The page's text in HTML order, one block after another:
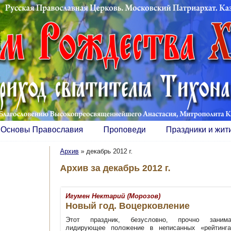
Основы Православия Проповеди Праздники и
Архив » декабрь 2012 г.
Архив за декабрь 2012 г.
Игумен Нектарий (Морозов)
Новый год. Воцерковление
Этот праздник, безусловно, прочно
лидирующее положение в неписанных